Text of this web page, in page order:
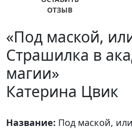
ОТЗЫВ
«Под маской,
Страшилка в
магии»
Катерина Цвик
Название: Под маской,